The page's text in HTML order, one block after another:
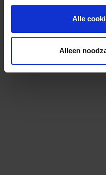
Alle
Alleen